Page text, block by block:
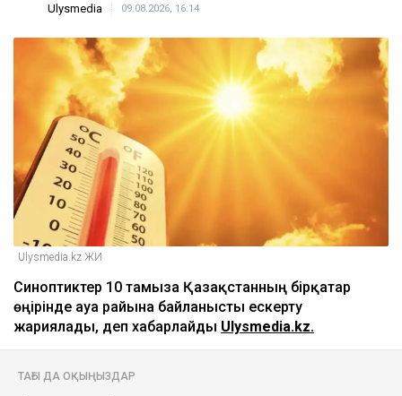
Ulysmedia 09.08.2026, 16:14
Ulysmedia.kz ЖИ
Синоптиктер 10 тамызға Қазақстанның бірқатар
өңірінде ауа райына байланысты ескерту
жариялады, деп хабарлайды Ulysmedia.kz.
ТАҒЫ ДА ОҚЫҢЫЗДАР